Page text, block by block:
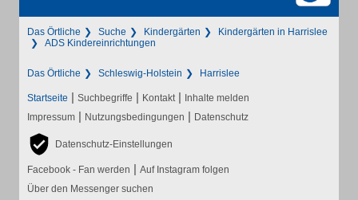
Das Örtliche Suche Kindergärten
Kindergärten in Harrislee
ADS Kindereinrichtungen
Das Örtliche Schleswig-Holstein Harrislee
Startseite | Suchbegriffe | Kontakt | Inhalte melden
Impressum | Nutzungsbedingungen | Datenschutz
Datenschutz-Einstellungen
Facebook - Fan werden | Auf Instagram folgen
Über den Messenger suchen